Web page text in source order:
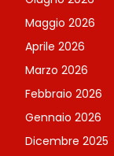
Maggio 2026
Aprile 2026
Marzo 2026
Febbraio 2026
Gennaio 2026
Dicembre 2025